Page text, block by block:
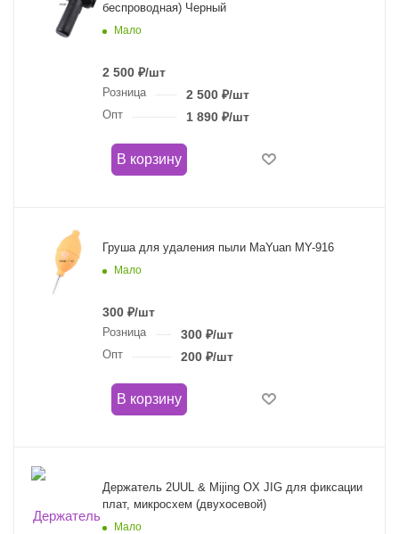
беспроводная) Черный
Мало
2 500 ₽/шт
Розница 2 500₽/шт
Опт 1 890₽/шт
В корзину
Груша для удаления пыли MaYuan MY-916
Мало
300 ₽/шт
Розница 300₽/шт
Опт 200₽/шт
В корзину
Держатель 2UUL & Mijing OX JIG для фиксации
плат, микросхем (двухосевой)
Мало